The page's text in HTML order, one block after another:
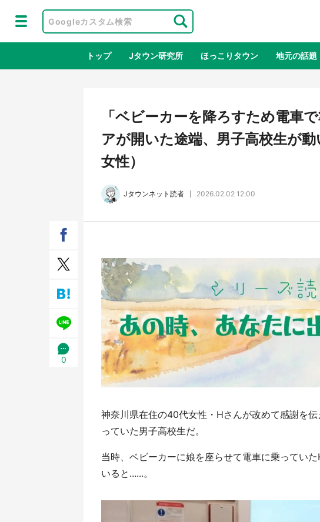
トップ Jタウン研究所 ほっこりタウン 地元の話題
地域×二次元 絶景
が生産されてます【7／31～1／31】
ラボ、本邦初公開
「ベビーカーを降ろすため電車
アが開いた途端、男子高校生が
女性）
Jタウンネット読者 2026.02.02 12:00
0
神奈川県在住の40代女性・Hさんが改めて感謝を
っていた男子高校生だ。
当時、ベビーカーに娘を座らせて電車に乗ってい
いると......。